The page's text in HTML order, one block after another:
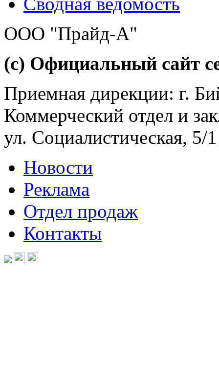
ООО "Прайд-А"
(с) Официальный сайт
Приемная дирекции: г.
Коммерческий отдел и
ул. Социалистическая, 5/1
Новости
Реклама
Отдел продаж
Контакты